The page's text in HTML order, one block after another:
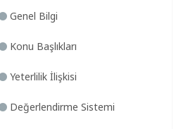
Genel Bilgi
Konu Başlıkları
Yeterlilik İlişkisi
Değerlendirme Sistemi